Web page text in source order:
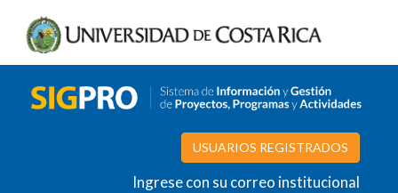
USUARIOS REGISTRADOS
Ingrese con su correo institucional